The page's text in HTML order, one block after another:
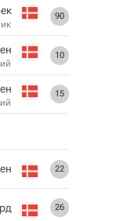
90
10
15
22
26